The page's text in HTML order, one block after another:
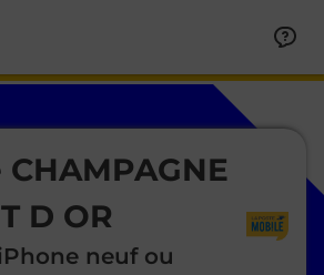
D OR
neuf ou
un nouvel onglet